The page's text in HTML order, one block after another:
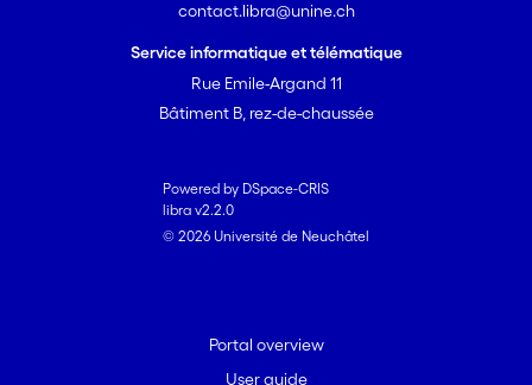
contact.libra@unine.ch
Service informatique et télématique
Rue Emile-Argand 11
Bâtiment B, rez-de-chaussée
Powered by DSpace-CRIS
libra v2.2.0
© 2026 Université de Neuchâtel
Portal overview
User guide